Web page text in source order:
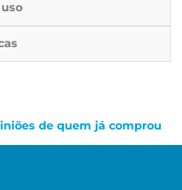
de quem já comprou